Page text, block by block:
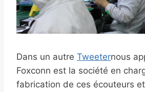
Dans un autre Tweeternous
Foxconn est la société en
fabrication de ces écouteurs